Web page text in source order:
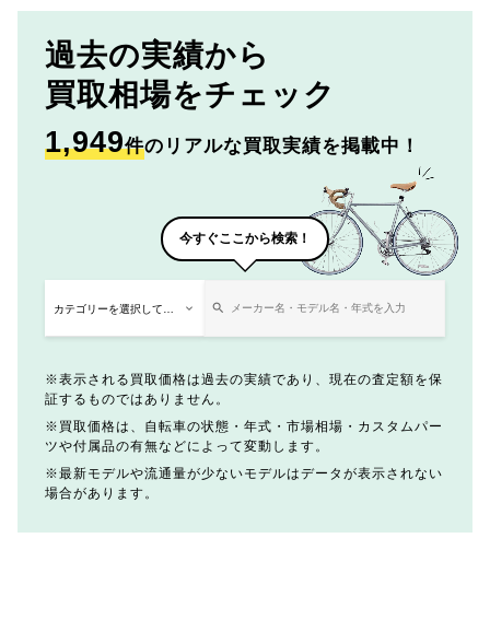
過去の実績から
買取相場をチェック
1,949件のリアルな買取実績を掲載中！
今すぐここから検索！
表示される買取価格は過去の実績であり、現在の査定額を保
証するものではありません。
買取価格は、自転車の状態・年式・市場相場・カスタムパー
ツや付属品の有無などによって変動します。
最新モデルや流通量が少ないモデルはデータが表示されない
場合があります。